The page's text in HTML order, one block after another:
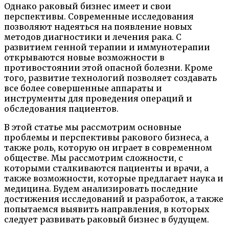
Однако раковый бизнес имеет и свои
перспективы. Современные исследования
позволяют надеяться на появление новых
методов диагностики и лечения рака. С
развитием генной терапии и иммунотерапии
открываются новые возможности в
противостоянии этой опасной болезни. Кроме
того, развитие технологий позволяет создавать
все более совершенные аппараты и
инструменты для проведения операций и
обследования пациентов.
В этой статье мы рассмотрим основные
проблемы и перспективы ракового бизнеса, а
также роль, которую он играет в современном
обществе. Мы рассмотрим сложности, с
которыми сталкиваются пациенты и врачи, а
также возможности, которые предлагает наука и
медицина. Будем анализировать последние
достижения исследований и разработок, а также
попытаемся выявить направления, в которых
следует развивать раковый бизнес в будущем.